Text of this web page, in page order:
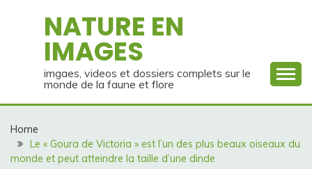
NATURE EN
IMAGES
imgaes, videos et dossiers complets sur le
monde de la faune et flore
Home
Le « Goura de Victoria » est l’un des plus beaux oiseaux du
monde et peut atteindre la taille d’une dinde